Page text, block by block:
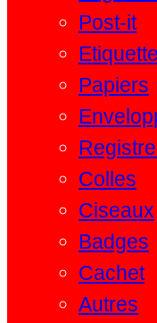
Post-it
Papiers
Colles
Ciseaux
Badges
Cachet
Autres